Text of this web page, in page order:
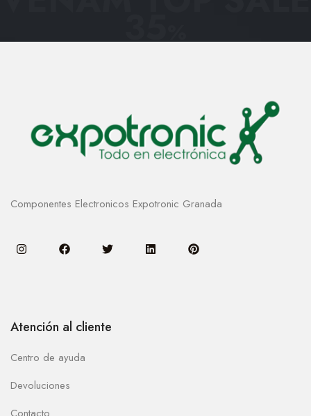
35
Componentes Electronicos Expotronic Granada
Atención al cliente
Centro de ayuda
Devoluciones